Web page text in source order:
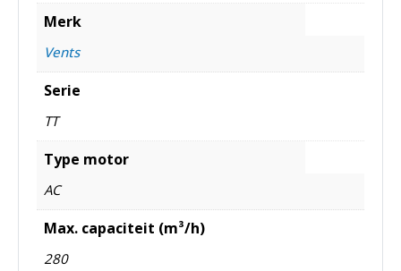
Merk
Vents
Serie
TT
Type motor
AC
Max. capaciteit (m³/h)
280